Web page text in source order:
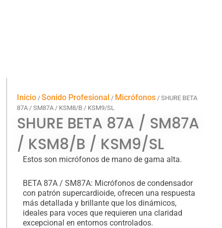
Inicio /Sonido Profesional / Micrófonos / SHURE BETA
87A / SM87A / KSM8/B / KSM9/SL
SHURE BETA 87A / SM87A
/ KSM8/B / KSM9/SL
Estos son micrófonos de mano de gama alta.
BETA 87A / SM87A: Micrófonos de condensador
con patrón supercardioide, ofrecen una respuesta
más detallada y brillante que los dinámicos,
ideales para voces que requieren una claridad
excepcional en entornos controlados.